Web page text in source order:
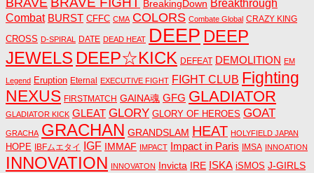
BreakingDown Breakthrough
Combat BURST CFFC CMA COLORS Combate Global CRAZY KING
CROSS D-SPIRAL DATE DEAD HEAT DEEP DEEP
JEWELS DEEP☆KICK DEFEAT DEMOLITION EM
Legend Eruption Eternal EXECUTIVE FIGHT FIGHT CLUB Fighting
NEXUS FIRSTMATCH GAINA魂 GFG GLADIATOR
GLADIATOR KICK GLEAT GLORY GLORY OF HEROES GOAT
GRACHA GRACHAN GRANDSLAM HEAT HOLYFIELD JAPAN
HOPE IBFムエタイ IGF IMMAF IMPACT Impact in Paris IMSA INNOATION
INNOVATION INNOVATON Invicta IRE ISKA iSMOS J-GIRLS